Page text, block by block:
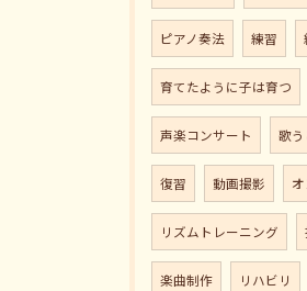
ピアノ奏法 練習
育てたように子は育つ
声楽コンサート 歌う
復習 動画撮影
リズムトレーニング
楽曲制作 リハビリ